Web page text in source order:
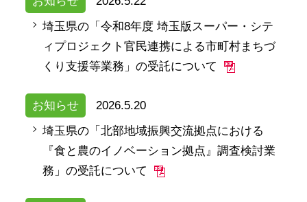
埼玉県の「令和8年度 埼玉版スーパー・シテ
ィプロジェクト官民連携による市町村まちづ
くり支援等業務」の受託について
お知らせ
2026.5.20
埼玉県の「北部地域振興交流拠点における
『食と農のイノベーション拠点』調査検討業
務」の受託について